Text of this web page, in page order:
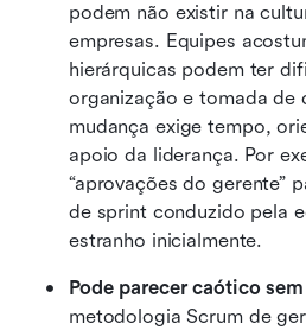
podem não existir na
empresas. Equipes
hierárquicas podem ter
organização e tomada de
mudança exige tempo,
apoio da liderança. Por
“aprovações do gerente”
de sprint conduzido pela
estranho inicialmente.
Pode parecer caótico
metodologia Scrum de